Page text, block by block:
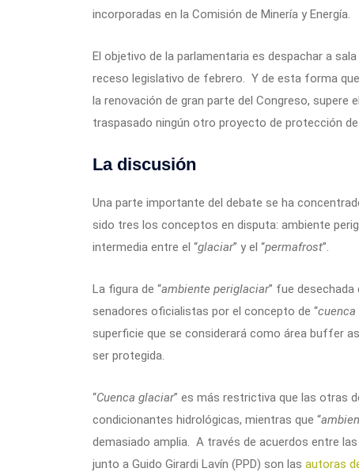
incorporadas en la Comisión de Minería y Energía.
El objetivo de la parlamentaria es despachar a
receso legislativo de febrero. Y de esta forma
la renovación de gran parte del Congreso,
traspasado ningún otro proyecto de protección de
La discusión
Una parte importante del debate se ha
sido tres los conceptos en disputa: ambiente
intermedia entre el “glaciar” y el “permafrost”.
La figura de “ambiente periglaciar” fue
senadores oficialistas por el concepto de “
superficie que se considerará como área buffer
ser protegida.
“Cuenca glaciar” es más restrictiva que las otras
condicionantes hidrológicas, mientras que “
demasiado amplia. A través de acuerdos entre
junto a Guido Girardi Lavín (PPD) son las autoras